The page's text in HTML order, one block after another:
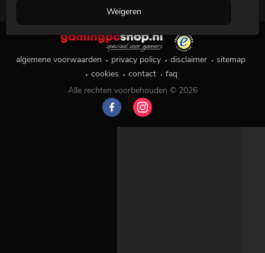
Weigeren
algemene voorwaarden privacy policy disclaimer
sitemap
cookies
contact
faq
Alle rechten voorbehouden © 2026